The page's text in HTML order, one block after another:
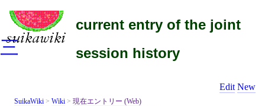
current entry of the joint
session history
Edit New
SuikaWiki > Wiki > 現在エントリー (Web)
三